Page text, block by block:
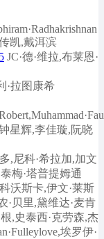
凯,戴洱滨
JC·德·维拉,布莱恩·
·拉图康希
星辉,李佳璇,阮晓
,尼科·希拉加,加文
梅·塔普提姆通
沃斯卡,伊文·莱斯
·贝里,黛维达·麦肯
,史泰西·克劳森,杰
埃罗伊·